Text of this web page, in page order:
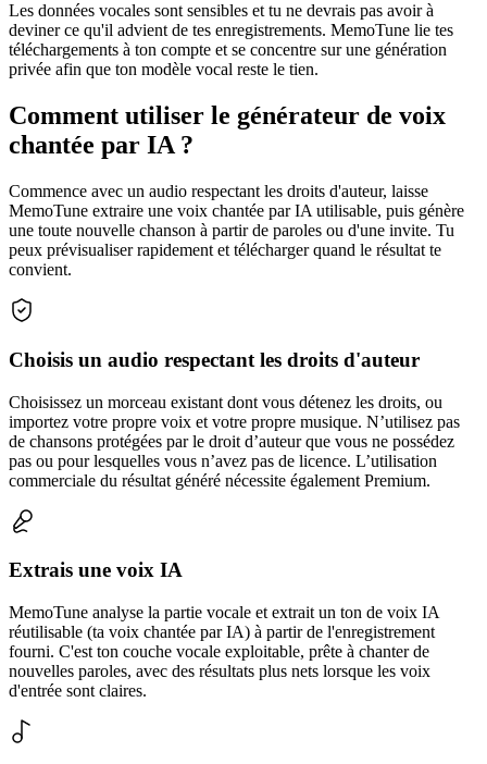
Les données vocales sont sensibles et tu ne devrais pas avoir à
deviner ce qu'il advient de tes enregistrements. MemoTune lie tes
téléchargements à ton compte et se concentre sur une génération
privée afin que ton modèle vocal reste le tien.
Comment utiliser le générateur de voix
chantée par IA ?
Commence avec un audio respectant les droits d'auteur, laisse
MemoTune extraire une voix chantée par IA utilisable, puis génère
une toute nouvelle chanson à partir de paroles ou d'une invite. Tu
peux prévisualiser rapidement et télécharger quand le résultat te
convient.
Choisis un audio respectant les droits d'auteur
Choisissez un morceau existant dont vous détenez les droits, ou
importez votre propre voix et votre propre musique. N’utilisez pas
de chansons protégées par le droit d’auteur que vous ne possédez
pas ou pour lesquelles vous n’avez pas de licence. L’utilisation
commerciale du résultat généré nécessite également Premium.
Extrais une voix IA
MemoTune analyse la partie vocale et extrait un ton de voix IA
réutilisable (ta voix chantée par IA) à partir de l'enregistrement
fourni. C'est ton couche vocale exploitable, prête à chanter de
nouvelles paroles, avec des résultats plus nets lorsque les voix
d'entrée sont claires.